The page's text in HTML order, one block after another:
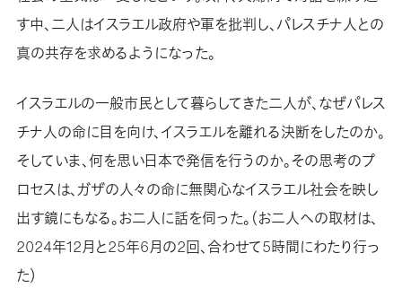
す中、二人はイスラエル政府や軍を批判し、パレスチナ人との
真の共存を求めるようになった。
イスラエルの一般市民として暮らしてきた二人が、なぜパレス
チナ人の命に目を向け、イスラエルを離れる決断をしたのか。
そしていま、何を思い日本で発信を行うのか。その思考のプ
ロセスは、ガザの人々の命に無関心なイスラエル社会を映し
出す鏡にもなる。お二人に話を伺った。（お二人への取材は、
2024年12月と25年6月の2回、合わせて5時間にわたり行っ
た）